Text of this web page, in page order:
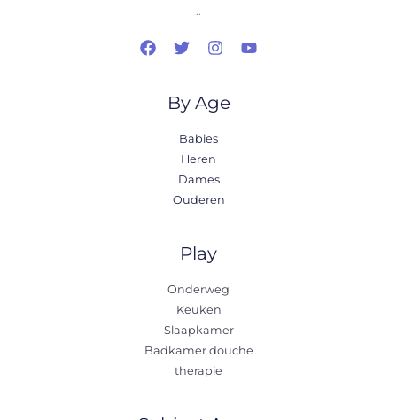
..
By Age
Babies
Heren
Dames
Ouderen
Play
Onderweg
Keuken
Slaapkamer
Badkamer douche
therapie